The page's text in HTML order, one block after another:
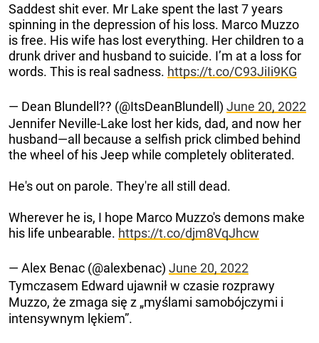
Saddest shit ever. Mr Lake spent the last 7 years
spinning in the depression of his loss. Marco Muzzo
is free. His wife has lost everything. Her children to a
drunk driver and husband to suicide. I’m at a loss for
words. This is real sadness. https://t.co/C93JiIi9KG
— Dean Blundell?? (@ItsDeanBlundell) June 20, 2022
Jennifer Neville-Lake lost her kids, dad, and now her
husband⁠—all because a selfish prick climbed behind
the wheel of his Jeep while completely obliterated.
He's out on parole. They're all still dead.
Wherever he is, I hope Marco Muzzo's demons make
his life unbearable. https://t.co/djm8VqJhcw
— Alex Benac (@alexbenac) June 20, 2022
Tymczasem Edward ujawnił w czasie rozprawy
Muzzo, że zmaga się z „myślami samobójczymi i
intensywnym lękiem”.